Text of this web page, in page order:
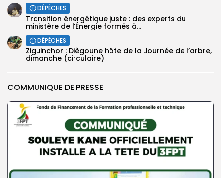
COMMUNIQUE DE PRESSE
DÉPÊCHES
Transition énergétique juste : des experts du
ministère de l’Énergie formés à...
DÉPÊCHES
Ziguinchor : Diègoune hôte de la Journée de l’arbre,
dimanche (circulaire)